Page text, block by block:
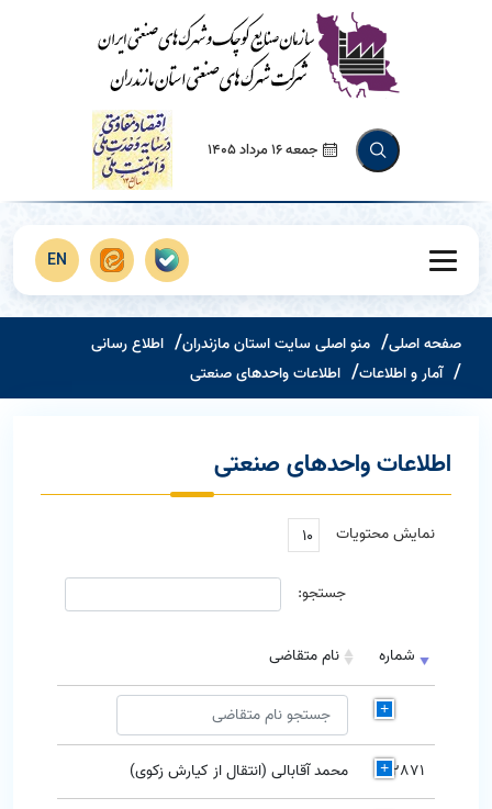
جمعه 16 مرداد 1405
EN
صفحه اصلی منو اصلی سایت استان مازندران
اطلاع رسانی
آمار و اطلاعات
اطلاعات واحدهای صنعتی
اطلاعات واحدهای صنعتی
نمایش محتویات
جستجو:
شماره نام متقاضی
2871 محمد آقابالی (انتقال از کیارش زکوی)